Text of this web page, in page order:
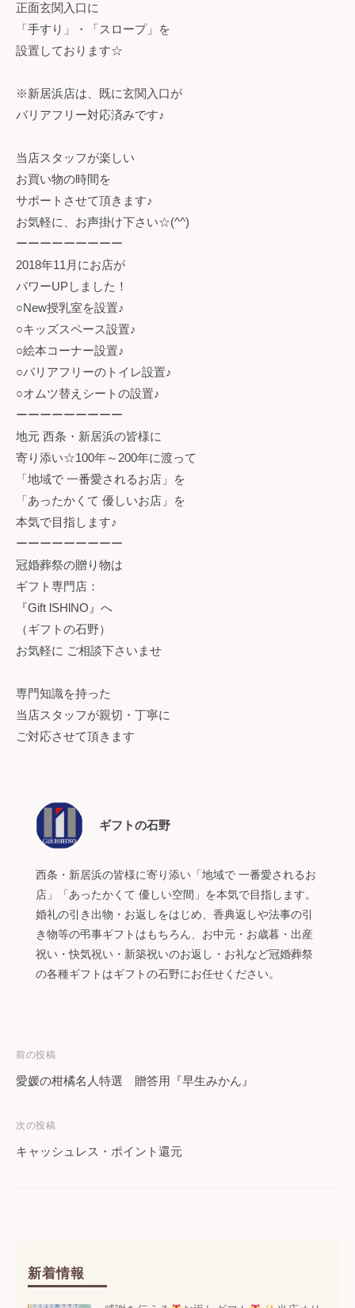
正面玄関入口に
「手すり」・「スロープ」を
設置しております☆
※新居浜店は、既に玄関入口が
バリアフリー対応済みです♪
当店スタッフが楽しい
お買い物の時間を
サポートさせて頂きます♪
お気軽に、お声掛け下さい☆(^^)
ーーーーーーーーー
2018年11月にお店が
パワーUPしました！
○New授乳室を設置♪
○キッズスペース設置♪
○絵本コーナー設置♪
○バリアフリーのトイレ設置♪
○オムツ替えシートの設置♪
ーーーーーーーーー
地元 西条・新居浜の皆様に
寄り添い☆100年～200年に渡って
「地域で 一番愛されるお店」を
「あったかくて 優しいお店」を
本気で目指します♪
ーーーーーーーーー
冠婚葬祭の贈り物は
ギフト専門店：
『Gift lSHlNO』へ
（ギフトの石野）
お気軽に ご相談下さいませ
専門知識を持った
当店スタッフが親切・丁寧に
ご対応させて頂きます
ギフトの石野
西条・新居浜の皆様に寄り添い「地域で 一番愛されるお
店」「あったかくて 優しい空間」を本気で目指します。
婚礼の引き出物・お返しをはじめ、香典返しや法事の引
き物等の弔事ギフトはもちろん、お中元・お歳暮・出産
祝い・快気祝い・新築祝いのお返し・お礼など冠婚葬祭
の各種ギフトはギフトの石野にお任せください。
投
稿
ナ
ビ
ョ
前の投稿
愛媛の柑橘名人特選 贈答用『早生みかん』
次の投稿
キャッシュレス・ポイント還元
新着情報